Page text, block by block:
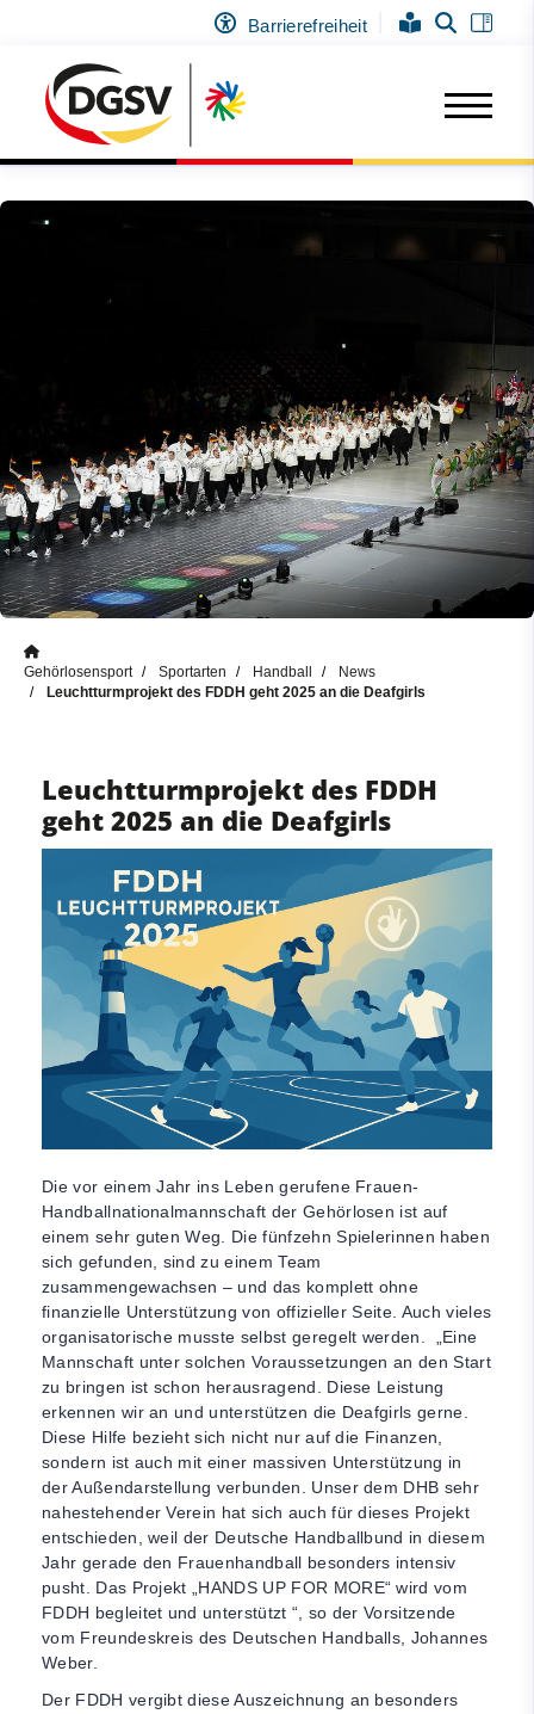
Barrierefreiheit
Gehörlosensport Sportarten Handball
News
Leuchtturmprojekt des FDDH geht 2025 an die Deafgirls
Leuchtturmprojekt des FDDH
geht 2025 an die Deafgirls
Die vor einem Jahr ins Leben gerufene Frauen-
Handballnationalmannschaft der Gehörlosen ist auf
einem sehr guten Weg. Die fünfzehn Spielerinnen haben
sich gefunden, sind zu einem Team
zusammengewachsen – und das komplett ohne
finanzielle Unterstützung von offizieller Seite. Auch vieles
organisatorische musste selbst geregelt werden. „Eine
Mannschaft unter solchen Voraussetzungen an den Start
zu bringen ist schon herausragend. Diese Leistung
erkennen wir an und unterstützen die Deafgirls gerne.
Diese Hilfe bezieht sich nicht nur auf die Finanzen,
sondern ist auch mit einer massiven Unterstützung in
der Außendarstellung verbunden. Unser dem DHB sehr
nahestehender Verein hat sich auch für dieses Projekt
entschieden, weil der Deutsche Handballbund in diesem
Jahr gerade den Frauenhandball besonders intensiv
pusht. Das Projekt „HANDS UP FOR MORE“ wird vom
FDDH begleitet und unterstützt “, so der Vorsitzende
vom Freundeskreis des Deutschen Handballs, Johannes
Weber.
Der FDDH vergibt diese Auszeichnung an besonders